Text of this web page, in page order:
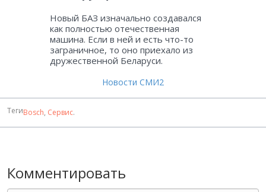
Новый БАЗ изначально создавался
как полностью отечественная
машина. Если в ней и есть что-то
заграничное, то оно приехало из
дружественной Беларуси.
Новости СМИ2
ТегиBosch, Сервис.
Комментировать